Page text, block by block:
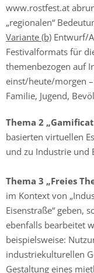
www.rostfest.at
„regionalen“
Variante (b) Entwurf/
Festivalformats für
themenbezogen auf
einst/heute/morgen
Familie, Jugend,
Thema 2
basierten virtuellen
und zu Industrie und
Thema 3 „Freies
im Kontext von
Eisenstraße“ geben,
ebenfalls bearbeitet
beispielsweise:
industriekulturellen
Gestaltung eines